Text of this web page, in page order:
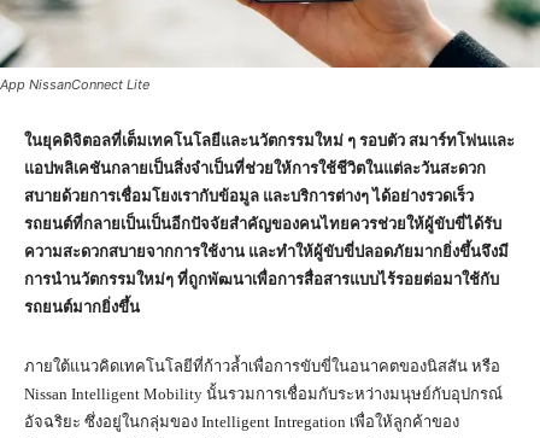
App NissanConnect Lite
ในยุคดิจิตอลที่เต็มเทคโนโลยีและนวัตกรรมใหม่ ๆ รอบตัว สมาร์ทโฟนและ
แอปพลิเคชันกลายเป็นสิ่งจำเป็นที่ช่วยให้การใช้ชีวิตในแต่ละวันสะดวก
สบายด้วยการเชื่อมโยงเรากับข้อมูล และบริการต่างๆ ได้อย่างรวดเร็ว
รถยนต์ที่กลายเป็นเป็นอีกปัจจัยสำคัญของคนไทยควรช่วยให้ผู้ขับขี่ได้รับ
ความสะดวกสบายจากการใช้งาน และทำให้ผู้ขับขี่ปลอดภัยมากยิ่งขึ้นจึงมี
การนำนวัตกรรมใหม่ๆ ที่ถูกพัฒนาเพื่อการสื่อสารแบบไร้รอยต่อมาใช้กับ
รถยนต์มากยิ่งขึ้น
ภายใต้แนวคิดเทคโนโลยีที่ก้าวล้ำเพื่อการขับขี่ในอนาคตของนิสสัน หรือ
Nissan Intelligent Mobility นั้นรวมการเชื่อมกับระหว่างมนุษย์กับอุปกรณ์
อัจฉริยะ ซึ่งอยู่ในกลุ่มของ Intelligent Intregation เพื่อให้ลูกค้าของ